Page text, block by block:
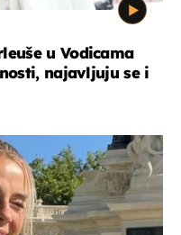
u Vodicama
najavljuju se i